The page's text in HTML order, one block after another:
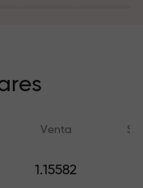
Venta
1.15582